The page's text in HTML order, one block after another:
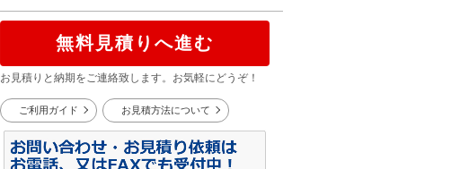
無料見積りへ進む
お見積りと納期をご連絡致します。お気軽にどうぞ！
ご利用ガイド お見積方法について